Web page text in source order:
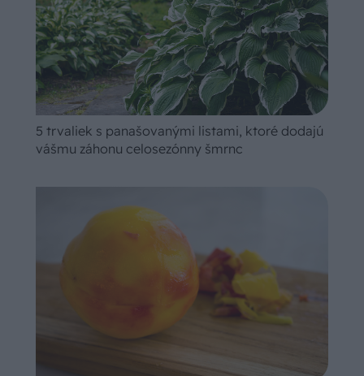
5 trvaliek s panašovanými listami, ktoré dodajú
vášmu záhonu celosezónny šmrnc